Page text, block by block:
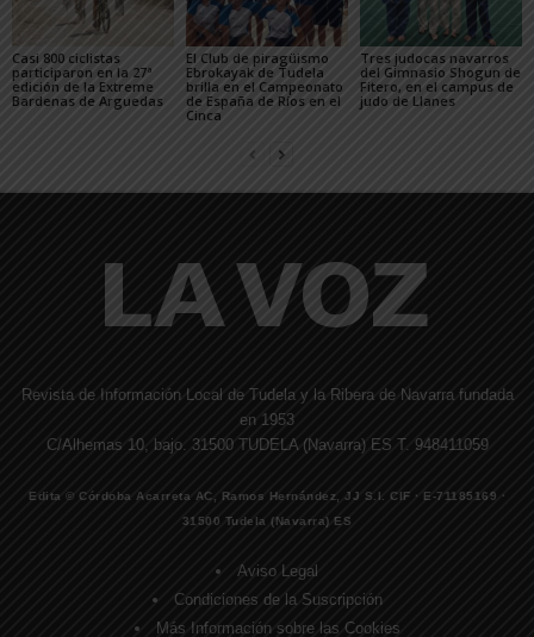
Casi 800 ciclistas
participaron en la 27ª
edición de la Extreme
Bardenas de Arguedas
El Club de piragüismo
Ebrokayak de Tudela
brilla en el Campeonato
de España de Ríos en el
Cinca
Tres judocas navarros
del Gimnasio Shogun de
Fitero, en el campus de
judo de Llanes
Revista de Información Local de Tudela y la Ribera de Navarra fundada
en 1953
C/Alhemas 10, bajo. 31500 TUDELA (Navarra) ES T. 948411059
Edita © Córdoba Acarreta AC, Ramos Hernández, JJ S.I. CIF · E-71185169 ·
31500 Tudela (Navarra) ES
Aviso Legal
Condiciones de la Suscripción
Más Información sobre las Cookies